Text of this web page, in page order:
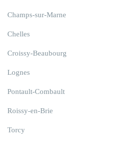
Champs-sur-Marne
Chelles
Croissy-Beaubourg
Lognes
Pontault-Combault
Roissy-en-Brie
Torcy